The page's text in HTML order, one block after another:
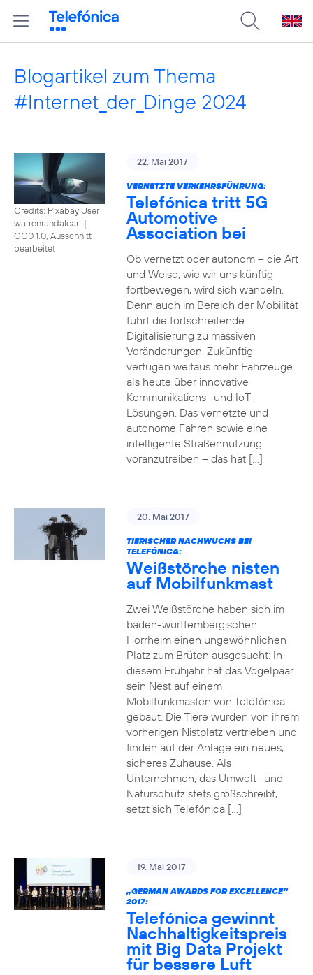
Blogartikel zum Thema
#Internet_der_Dinge 2024
Credits: Pixabay User
warrenrandalcarr|
CC0 1.0, Ausschnitt
bearbeitet
22. Mai 2017
VERNETZTE VERKEHRSFÜHRUNG:
Telefónica tritt 5G
Automotive
Association bei
Ob vernetzt oder autonom – die Art
und Weise, wie wir uns künftig
fortbewegen, wird sich wandeln.
Denn auch im Bereich der Mobilität
führt die fortschreitende
Digitalisierung zu massiven
Veränderungen. Zukünftig
verfügen weitaus mehr Fahrzeuge
als heute über innovative
Kommunikations- und IoT-
Lösungen. Das vernetzte und
autonome Fahren sowie eine
intelligente Straßennutzung
voranzutreiben – das hat […]
20. Mai 2017
TIERISCHER NACHWUCHS BEI
TELEFÓNICA:
Weißstörche nisten
auf Mobilfunkmast
Zwei Weißstörche haben sich im
baden-württembergischen
Horrheim einen ungewöhnlichen
Platz zum Brüten ausgesucht: In
diesem Frühjahr hat das Vogelpaar
sein Nest auf einem
Mobilfunkmasten von Telefónica
gebaut. Die Tiere wurden von ihrem
vorherigen Nistplatz vertrieben und
finden auf der Anlage ein neues,
sicheres Zuhause. Als
Unternehmen, das Umwelt- und
Naturschutz stets großschreibt,
setzt sich Telefónica […]
19. Mai 2017
„GERMAN AWARDS FOR EXCELLENCE“
2017:
Telefónica gewinnt
Nachhaltigkeitspreis
mit Big Data Projekt
für bessere Luft